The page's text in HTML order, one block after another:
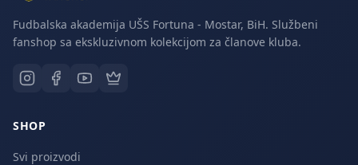
Fudbalska akademija UŠS Fortuna - Mostar, BiH. Službeni
fanshop sa ekskluzivnom kolekcijom za članove kluba.
SHOP
Svi proizvodi